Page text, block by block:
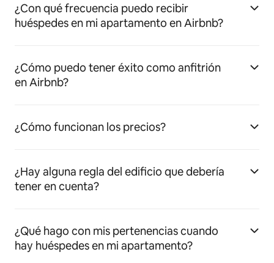
¿Con qué frecuencia puedo recibir
huéspedes en mi apartamento en Airbnb?
¿Cómo puedo tener éxito como anfitrión
en Airbnb?
¿Cómo funcionan los precios?
¿Hay alguna regla del edificio que debería
tener en cuenta?
¿Qué hago con mis pertenencias cuando
hay huéspedes en mi apartamento?